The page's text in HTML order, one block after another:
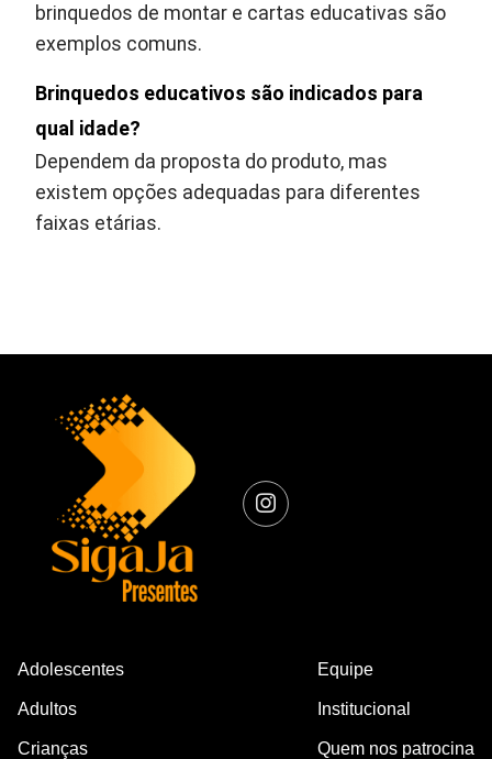
brinquedos de montar e cartas educativas são
exemplos comuns.
Brinquedos educativos são indicados para
qual idade?
Dependem da proposta do produto, mas
existem opções adequadas para diferentes
faixas etárias.
Adolescentes
Adultos
Crianças
Equipe
Institucional
Quem nos patrocina